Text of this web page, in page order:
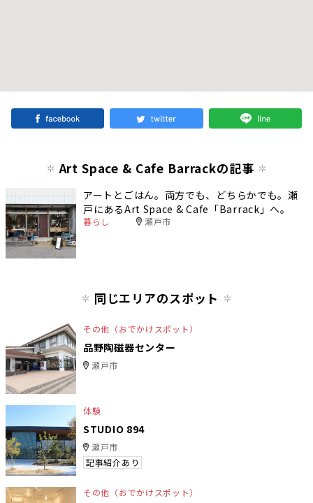
Art Space & Cafe Barrackの記事
アートとごはん。両方でも、どちらかでも。瀬
戸にあるArt Space & Cafe「Barrack」へ。
暮らし 瀬戸市
同じエリアのスポット
その他（おでかけスポット）
品野陶磁器センター
瀬戸市
体験
STUDIO 894
瀬戸市
記事紹介あり
その他（おでかけスポット）